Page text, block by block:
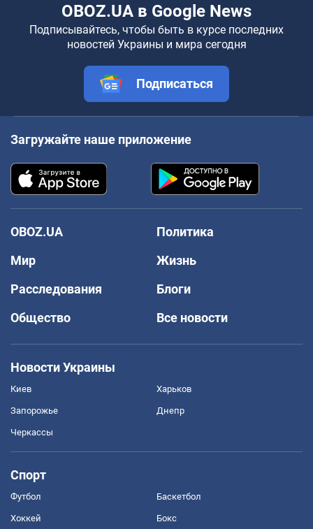
OBOZ.UA в Google News
Подписывайтесь, чтобы быть в курсе последних
новостей Украины и мира сегодня
Подписаться
Загружайте наше приложение
OBOZ.UA
Политика
Мир
Жизнь
Расследования
Блоги
Общество
Все новости
Новости Украины
Киев Харьков
Запорожье Днепр
Черкассы
Спорт
Футбол Баскетбол
Хоккей Бокс